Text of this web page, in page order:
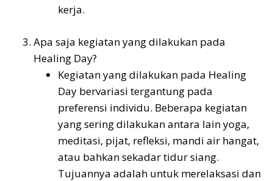
kerja.
Apa saja kegiatan yang dilakukan pada
Healing Day?
Kegiatan yang dilakukan pada Healing
Day bervariasi tergantung pada
preferensi individu. Beberapa kegiatan
yang sering dilakukan antara lain yoga,
meditasi, pijat, refleksi, mandi air hangat,
atau bahkan sekadar tidur siang.
Tujuannya adalah untuk merelaksasi dan